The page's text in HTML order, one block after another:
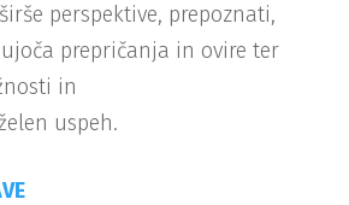
perspektive, prepoznati,
prepričanja in ovire ter
in
uspeh.